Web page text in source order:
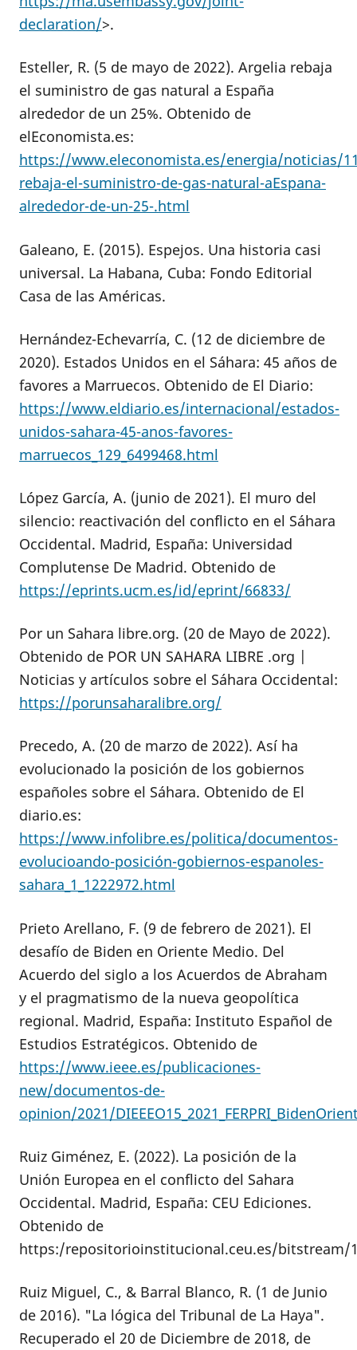
declaration/>.
Esteller, R. (5 de mayo de 2022). Argelia rebaja
el suministro de gas natural a España
alrededor de un 25%. Obtenido de
elEconomista.es:
https://www.eleconomista.es/energia/noticias/
rebaja-el-suministro-de-gas-natural-aEspana-
alrededor-de-un-25-.html
Galeano, E. (2015). Espejos. Una historia casi
universal. La Habana, Cuba: Fondo Editorial
Casa de las Américas.
Hernández-Echevarría, C. (12 de diciembre de
2020). Estados Unidos en el Sáhara: 45 años de
favores a Marruecos. Obtenido de El Diario:
https://www.eldiario.es/internacional/estados-
unidos-sahara-45-anos-favores-
marruecos_129_6499468.html
López García, A. (junio de 2021). El muro del
silencio: reactivación del conflicto en el Sáhara
Occidental. Madrid, España: Universidad
Complutense De Madrid. Obtenido de
https://eprints.ucm.es/id/eprint/66833/
Por un Sahara libre.org. (20 de Mayo de 2022).
Obtenido de POR UN SAHARA LIBRE .org |
Noticias y artículos sobre el Sáhara Occidental:
https://porunsaharalibre.org/
Precedo, A. (20 de marzo de 2022). Así ha
evolucionado la posición de los gobiernos
españoles sobre el Sáhara. Obtenido de El
diario.es:
https://www.infolibre.es/politica/documentos-
evolucioando-posición-gobiernos-espanoles-
sahara_1_1222972.html
Prieto Arellano, F. (9 de febrero de 2021). El
desafío de Biden en Oriente Medio. Del
Acuerdo del siglo a los Acuerdos de Abraham
y el pragmatismo de la nueva geopolítica
regional. Madrid, España: Instituto Español de
Estudios Estratégicos. Obtenido de
https://www.ieee.es/publicaciones-
new/documentos-de-
opinion/2021/
Ruiz Giménez, E. (2022). La posición de la
Unión Europea en el conflicto del Sahara
Occidental. Madrid, España: CEU Ediciones.
Obtenido de
https:/repositorioinstitucional.ceu.es/bitstream/
Ruiz Miguel, C., & Barral Blanco, R. (1 de Junio
de 2016). "La lógica del Tribunal de La Haya".
Recuperado el 20 de Diciembre de 2018, de